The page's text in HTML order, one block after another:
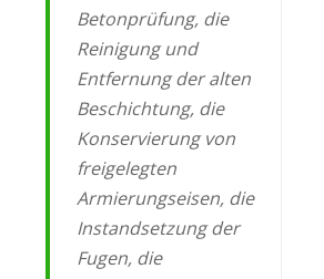
Betonprüfung, die
Reinigung und
Entfernung der alten
Beschichtung, die
Konservierung von
freigelegten
Armierungseisen, die
Instandsetzungder
Fugen, die